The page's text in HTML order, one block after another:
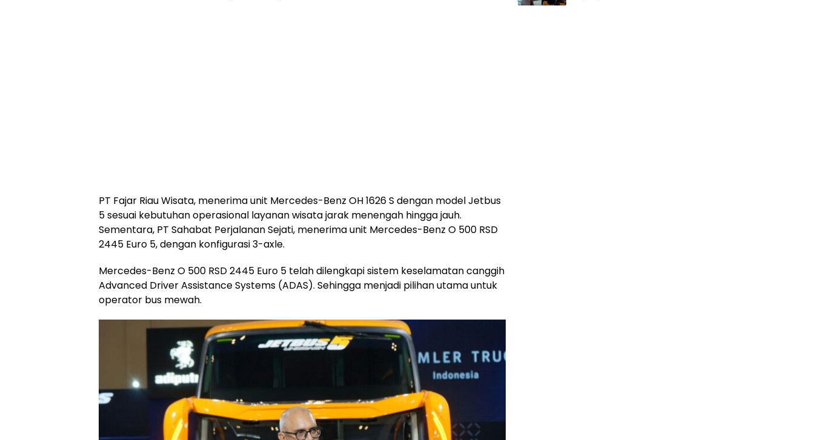
PT Fajar Riau Wisata, menerima unit Mercedes-Benz OH 1626 S dengan model Jetbus
5 sesuai kebutuhan operasional layanan wisata jarak menengah hingga jauh.
Sementara, PT Sahabat Perjalanan Sejati, menerima unit Mercedes-Benz O 500 RSD
2445 Euro 5, dengan konfigurasi 3-axle.
Mercedes-Benz O 500 RSD 2445 Euro 5 telah dilengkapi sistem keselamatan canggih
Advanced Driver Assistance Systems (ADAS). Sehingga menjadi pilihan utama untuk
operator bus mewah.